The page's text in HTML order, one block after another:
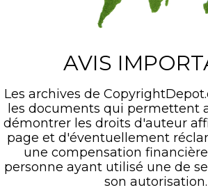
AVIS
Les archives de
les documents qui permettent
démontrer les droits d'auteur
page et d'éventuellement
une compensation
personne ayant utilisé une de
son autorisation.